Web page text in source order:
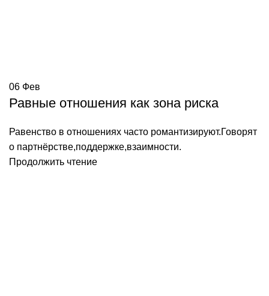
06 Фев
Равные отношения как зона риска
Равенство в отношениях часто романтизируют.Говорят
о партнёрстве,поддержке,взаимности.
Продолжить чтение